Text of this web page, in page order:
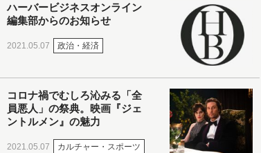
ハーバービジネスオンライン
編集部からのお知らせ
2021.05.07 政治・経済
コロナ禍でむしろ沁みる「全
員悪人」の祭典。映画『ジェ
ントルメン』の魅力
2021.05.07 カルチャー・スポーツ